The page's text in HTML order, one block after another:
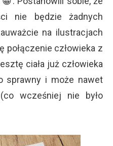
nie będzie żadnych
na ilustracjach
połączenie człowieka z
ciała już człowieka
sprawny i może nawet
wcześniej nie było